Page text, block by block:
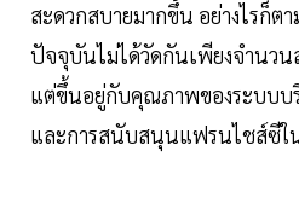
สะดวกสบายมากขึ้น อย่างไรก็ต
ปัจจุบันไม่ได้วัดกันเพียงจำนวน
แต่ขึ้นอยู่กับคุณภาพของระบบบ
และการสนับสนุนแฟรนไชส์ซีใน